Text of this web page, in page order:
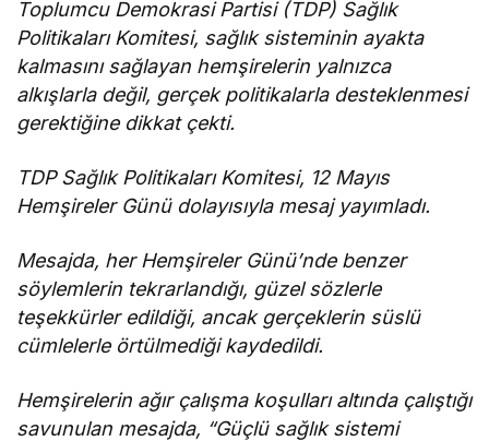
Birliği
Protokolü”
imzalandı
Toplumcu Demokrasi Partisi (TDP) Sağlık
Politikaları Komitesi, sağlık sisteminin ayakta
kalmasını sağlayan hemşirelerin yalnızca
alkışlarla değil, gerçek politikalarla desteklenmesi
gerektiğine dikkat çekti.
TDP Sağlık Politikaları Komitesi, 12 Mayıs
Hemşireler Günü dolayısıyla mesaj yayımladı.
Mesajda, her Hemşireler Günü’nde benzer
söylemlerin tekrarlandığı, güzel sözlerle
teşekkürler edildiği, ancak gerçeklerin süslü
cümlelerle örtülmediği kaydedildi.
Hemşirelerin ağır çalışma koşulları altında çalıştığı
savunulan mesajda, “Güçlü sağlık sistemi